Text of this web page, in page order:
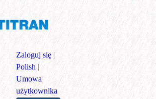
Zaloguj się |
Polish |
Umowa
użytkownika